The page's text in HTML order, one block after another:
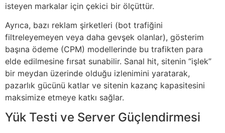
isteyen markalar için çekici bir ölçüttür.
Ayrıca, bazı reklam şirketleri (bot trafiğini
filtreleyemeyen veya daha gevşek olanlar), gösterim
başına ödeme (CPM) modellerinde bu trafikten para
elde edilmesine fırsat sunabilir. Sanal hit, sitenin “işlek”
bir meydan üzerinde olduğu izlenimini yaratarak,
pazarlık gücünü katlar ve sitenin kazanç kapasitesini
maksimize etmeye katkı sağlar.
Yük Testi ve Server Güçlendirmesi